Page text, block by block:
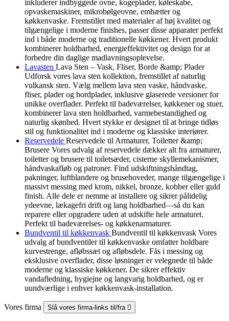
inkluderer indbyggede ovne, kogeplader, køleskabe,
opvaskemaskiner, mikrobølgeovne, emhætter og
køkkenvaske. Fremstillet med materialer af høj kvalitet og
tilgængelige i moderne finishes, passer disse apparater perfekt
ind i både moderne og traditionelle køkkener. Hvert produkt
kombinerer holdbarhed, energieffektivitet og design for at
forbedre din daglige madlavningsoplevelse.
Lavasten Lava Sten – Vask, Fliser, Borde &amp; Plader
Udforsk vores lava sten kollektion, fremstillet af naturlig
vulkansk sten. Vælg mellem lava sten vaske, håndvaske,
fliser, plader og bordplader, inklusive glaserede versioner for
unikke overflader. Perfekt til badeværelser, køkkener og stuer,
kombinerer lava sten holdbarhed, varmebestandighed og
naturlig skønhed. Hvert stykke er designet til at bringe tidløs
stil og funktionalitet ind i moderne og klassiske interiører.
Reservedele Reservedele til Armaturer, Toiletter &amp;
Brusere Vores udvalg af reservedele dækker alt fra armaturer,
toiletter og brusere til toiletsæder, cisterne skyllemekanismer,
håndvaskafløb og patroner. Find udskiftningshåndtag,
pakninger, luftblandere og brusehoveder, mange tilgængelige i
massivt messing med krom, nikkel, bronze, kobber eller guld
finish. Alle dele er nemme at installere og sikrer pålidelig
ydeevne, lækagefri drift og lang holdbarhed—så du kan
reparere eller opgradere uden at udskifte hele armaturet.
Perfekt til badeværelses- og køkkenarmaturer.
Bundventil til køkkenvask Bundventil til køkkenvask Vores
udvalg af bundventiler til køkkenvaske omfatter holdbare
kurvestrenge, afløbssæt og afløbsdele. Fås i messing og
eksklusive overflader, disse løsninger er velegnede til både
moderne og klassiske køkkener. De sikrer effektiv
vandafledning, hygiejne og langvarig holdbarhed, og er
uundværlige i enhver køkkenvask-installation.
Vores firma Slå vores firma-links til/fra 